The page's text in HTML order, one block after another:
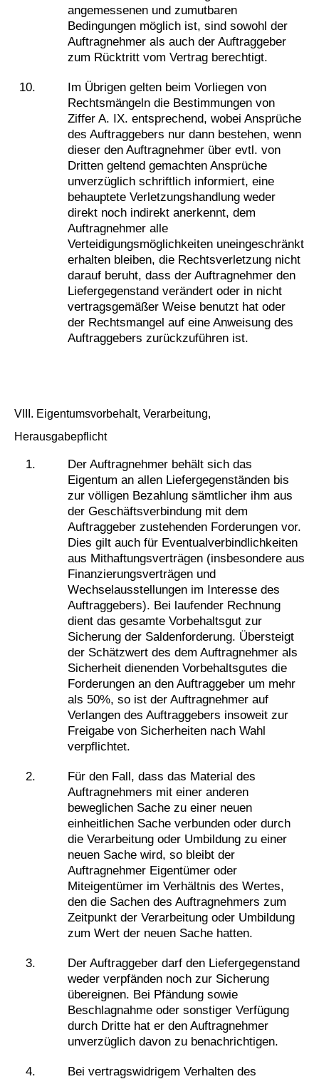
angemessenen und zumutbaren
Bedingungen möglich ist, sind sowohl der
Auftragnehmer als auch der Auftraggeber
zum Rücktritt vom Vertrag berechtigt.
Im Übrigen gelten beim Vorliegen von
Rechtsmängeln die Bestimmungen von
Ziffer A. IX. entsprechend, wobei Ansprüche
des Auftraggebers nur dann bestehen, wenn
dieser den Auftragnehmer über evtl. von
Dritten geltend gemachten Ansprüche
unverzüglich schriftlich informiert, eine
behauptete Verletzungshandlung weder
direkt noch indirekt anerkennt, dem
Auftragnehmer alle
Verteidigungsmöglichkeiten uneingeschränkt
erhalten bleiben, die Rechtsverletzung nicht
darauf beruht, dass der Auftragnehmer den
Liefergegenstand verändert oder in nicht
vertragsgemäßer Weise benutzt hat oder
der Rechtsmangel auf eine Anweisung des
Auftraggebers zurückzuführen ist.
VIII. Eigentumsvorbehalt, Verarbeitung,
Herausgabepflicht
Der Auftragnehmer behält sich das
Eigentum an allen Liefergegenständen bis
zur völligen Bezahlung sämtlicher ihm aus
der Geschäftsverbindung mit dem
Auftraggeber zustehenden Forderungen vor.
Dies gilt auch für Eventualverbindlichkeiten
aus Mithaftungsverträgen (insbesondere aus
Finanzierungsverträgen und
Wechselausstellungen im Interesse des
Auftraggebers). Bei laufender Rechnung
dient das gesamte Vorbehaltsgut zur
Sicherung der Saldenforderung. Übersteigt
der Schätzwert des dem Auftragnehmer als
Sicherheit dienenden Vorbehaltsgutes die
Forderungen an den Auftraggeber um mehr
als 50%, so ist der Auftragnehmer auf
Verlangen des Auftraggebers insoweit zur
Freigabe von Sicherheiten nach Wahl
verpflichtet.
Für den Fall, dass das Material des
Auftragnehmers mit einer anderen
beweglichen Sache zu einer neuen
einheitlichen Sache verbunden oder durch
die Verarbeitung oder Umbildung zu einer
neuen Sache wird, so bleibt der
Auftragnehmer Eigentümer oder
Miteigentümer im Verhältnis des Wertes,
den die Sachen des Auftragnehmers zum
Zeitpunkt der Verarbeitung oder Umbildung
zum Wert der neuen Sache hatten.
Der Auftraggeber darf den Liefergegenstand
weder verpfänden noch zur Sicherung
übereignen. Bei Pfändung sowie
Beschlagnahme oder sonstiger Verfügung
durch Dritte hat er den Auftragnehmer
unverzüglich davon zu benachrichtigen.
Bei vertragswidrigem Verhalten des